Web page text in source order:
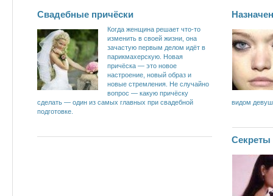
Свадебные причёски
Когда женщина решает что-то
изменить в своей жизни, она
зачастую первым делом идёт в
парикмахерскую. Новая
причёска — это новое
настроение, новый образ и
новые стремления. Не случайно
вопрос — какую причёску
сделать — один из самых главных при свадебной
подготовке.
видом
Секреты